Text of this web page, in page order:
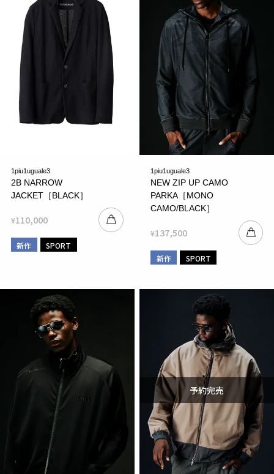
1piu1uguale3
2B NARROW
JACKET［BLACK］
¥110,000
新作 SPORT
1piu1uguale3
NEW ZIP UP CAMO
PARKA［MONO
CAMO/BLACK］
¥137,500
新作 SPORT